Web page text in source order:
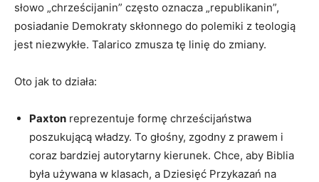
słowo „chrześcijanin” często oznacza „republikanin”,
posiadanie Demokraty skłonnego do polemiki z teologią
jest niezwykłe. Talarico zmusza tę linię do zmiany.
Oto jak to działa:
Paxton reprezentuje formę chrześcijaństwa
poszukującą władzy. To głośny, zgodny z prawem i
coraz bardziej autorytarny kierunek. Chce, aby Biblia
była używana w klasach, a Dziesięć Przykazań na